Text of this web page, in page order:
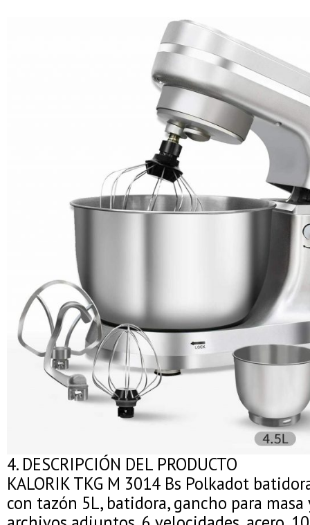
4. DESCRIPCIÓN DEL PRODUCTO
KALORIK TKG M 3014 Bs Polkadot
con tazón 5L, batidora, gancho para